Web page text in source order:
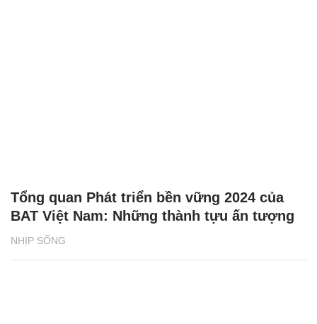
NHỊP SỐNG
Tổng quan Phát triển bền vững 2024 của
BAT Việt Nam: Những thành tựu ấn tượng